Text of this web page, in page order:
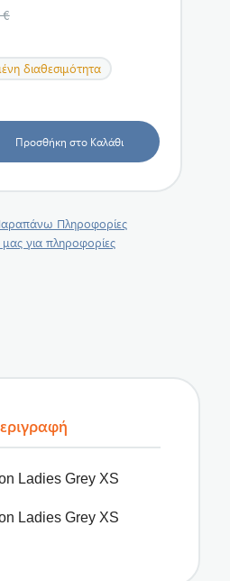
διαθεσιμότητα
Πληροφορίες
μας για πληροφορίες
Ladies Grey XS
Ladies Grey XS